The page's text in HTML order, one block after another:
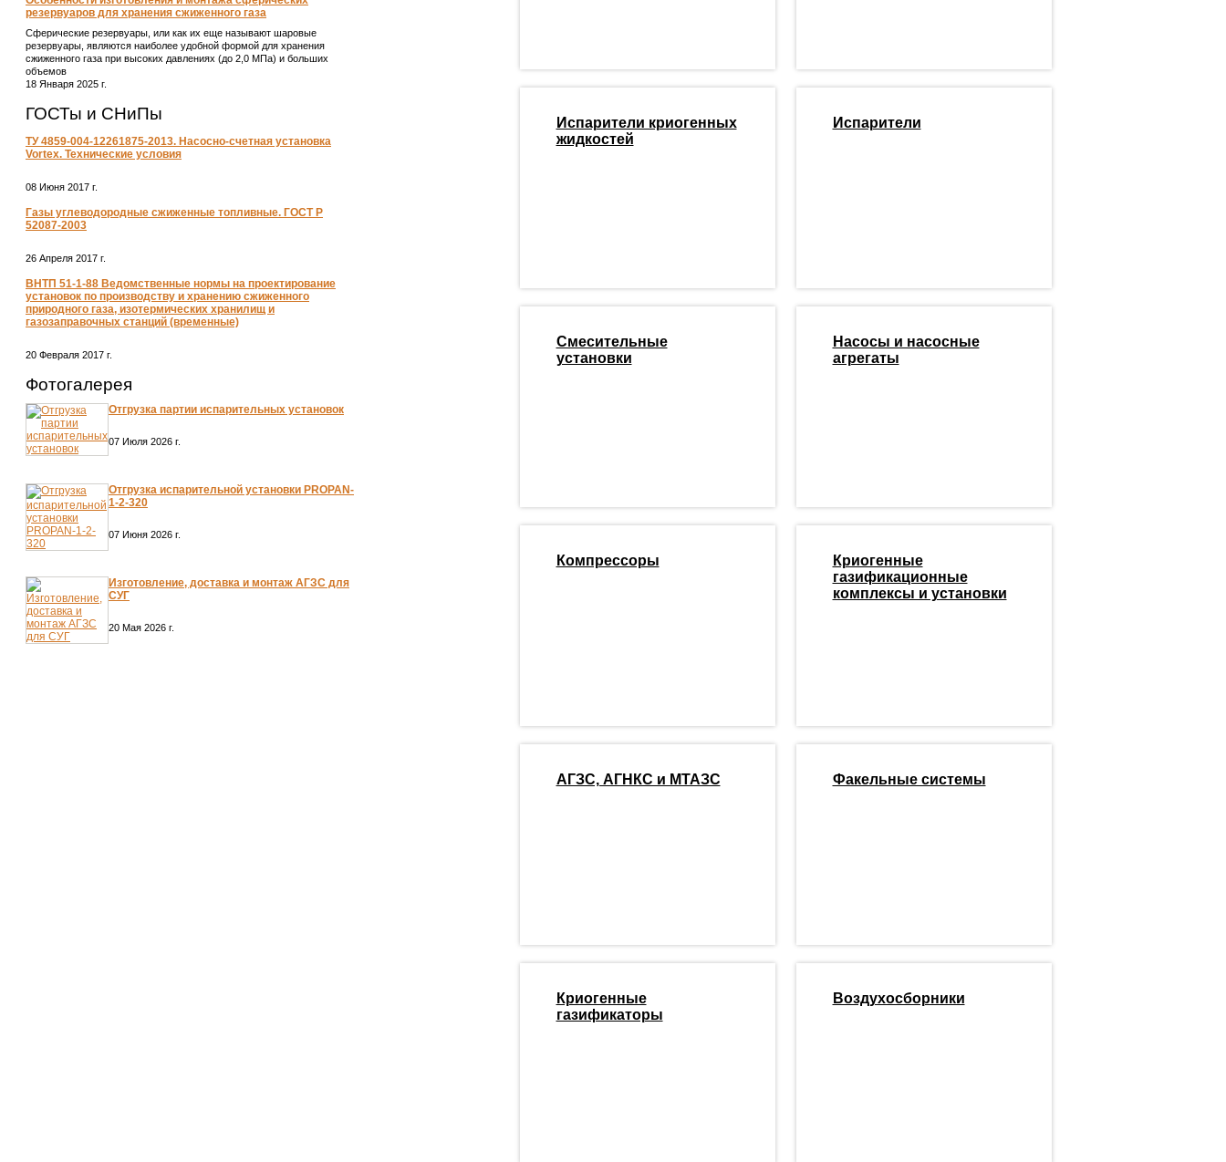
резервуаров для хранения сжиженного газа
Сферические резервуары, или как их еще называют шаровые
резервуары, являются наиболее удобной формой для хранения
сжиженного газа при высоких давлениях (до 2,0 МПа) и больших
объемов
18 Января 2025 г.
ГОСТы и СНиПы
ТУ 4859-004-12261875-2013. Насосно-счетная установка
Vortex. Технические условия
08 Июня 2017 г.
Газы углеводородные сжиженные топливные. ГОСТ Р
52087-2003
26 Апреля 2017 г.
ВНТП 51-1-88 Ведомственные нормы на проектирование
установок по производству и хранению сжиженного
природного газа, изотермических хранилищ и
газозаправочных станций (временные)
20 Февраля 2017 г.
Фотогалерея
Отгрузка партии испарительных установок
07 Июля 2026 г.
Отгрузка испарительной установки PROPAN-
1-2-320
07 Июня 2026 г.
Изготовление, доставка и монтаж АГЗС для
СУГ
20 Мая 2026 г.
Испарители криогенных
жидкостей
Испарители
Смесительные
установки
Насосы и насосные
агрегаты
Компрессоры
Криогенные
газификационные
комплексы и установки
АГЗС, АГНКС и МТАЗС Факельные системы
Криогенные
газификаторы
Воздухосборники